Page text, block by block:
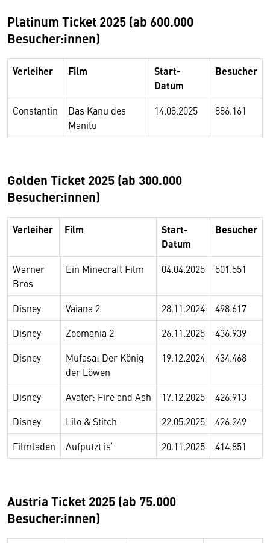
Platinum Ticket 2025 (ab 600.000
Besucher:innen)
Verleiher Film
Start-
Datum
Besucher
Constantin
Das Kanu des
Manitu
14.08.2025 886.161
Golden Ticket 2025 (ab 300.000
Besucher:innen)
Verleiher Film
Start-
Datum
Besucher
Warner
Bros
Ein Minecraft Film 04.04.2025 501.551
Disney Vaiana 2 28.11.2024
498.617
Disney
Zoomania 2 26.11.2025
436.939
Disney
Mufasa: Der König
der Löwen
19.12.2024 434.468
Disney Avater: Fire and Ash 17.12.2025
426.913
Disney
Lilo & Stitch 22.05.2025
426.249
Filmladen
Aufputzt is‘ 20.11.2025 414.851
Austria Ticket 2025 (ab 75.000
Besucher:innen)